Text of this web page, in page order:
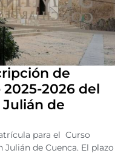
de
2026 del
de
para el Curso
de Cuenca. El plazo